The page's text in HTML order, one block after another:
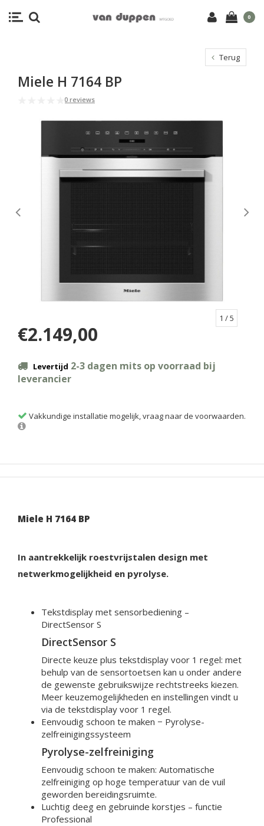
0
Terug
Miele H 7164 BP
0 reviews
1 / 5
€2.149,00
Levertijd 2-3 dagen mits op voorraad bij
leverancier
Vakkundige installatie mogelijk, vraag naar de voorwaarden.
Miele H 7164 BP
In aantrekkelijk roestvrijstalen design met
netwerkmogelijkheid en pyrolyse.
Tekstdisplay met sensorbediening –
DirectSensor S
DirectSensor S
Directe keuze plus tekstdisplay voor 1 regel: met
behulp van de sensortoetsen kan u onder andere
de gewenste gebruikswijze rechtstreeks kiezen.
Meer keuzemogelijkheden en instellingen vindt u
via de tekstdisplay voor 1 regel.
Eenvoudig schoon te maken − Pyrolyse-
zelfreinigingssysteem
Pyrolyse-zelfreiniging
Eenvoudig schoon te maken: Automatische
zelfreiniging op hoge temperatuur van de vuil
geworden bereidingsruimte.
Luchtig deeg en gebruinde korstjes – functie
Professional